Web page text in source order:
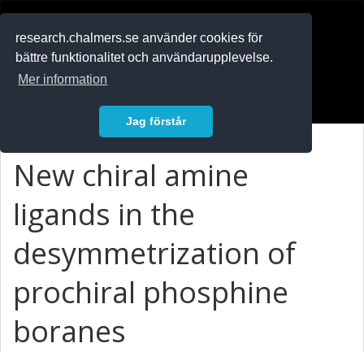
research.chalmers.se använder cookies för
bättre funktionalitet och användarupplevelse.
Mer information
Jag förstår
New chiral amine
ligands in the
desymmetrization of
prochiral phosphine
boranes